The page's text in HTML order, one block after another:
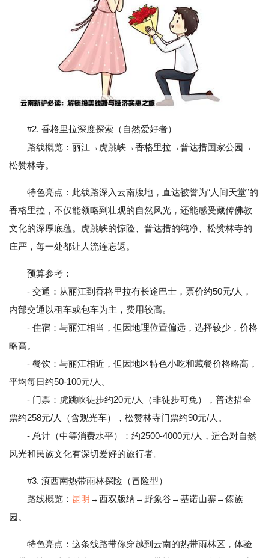
#2. 香格里拉深度探索（自然爱好者）
路线概览：丽江→虎跳峡→香格里拉→普达措国家公园→
松赞林寺。
特色亮点：此线路深入云南腹地，直达被誉为“人间天堂”的
香格里拉，不仅能领略到壮观的自然风光，还能感受藏传佛教
文化的深厚底蕴。虎跳峡的惊险、普达措的纯净、松赞林寺的
庄严，每一处都让人流连忘返。
预算参考：
- 交通：从丽江到香格里拉有长途巴士，票价约50元/人，
内部交通以租车或包车为主，费用较高。
- 住宿：与丽江相当，但因地理位置偏远，选择较少，价格
略高。
- 餐饮：与丽江相近，但因地区特色小吃和藏餐价格略高，
平均每日约50-100元/人。
- 门票：虎跳峡徒步约20元/人（非徒步可免），普达措全
票约258元/人（含观光车），松赞林寺门票约90元/人。
- 总计（中等消费水平）：约2500-4000元/人，适合对自然
风光和民族文化有深切爱好的旅行者。
#3. 滇西南热带雨林探险（冒险型）
路线概览： 昆明 →西双版纳→野象谷→基诺山寨→傣族
园。
特色亮点：这条线路带你穿越到云南的热带雨林区，体验